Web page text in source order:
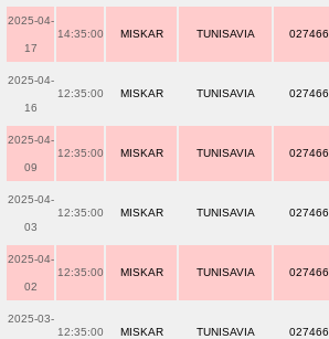
2025-04-
17
14:35:00 MISKAR TUNISAVIA 027466
2025-04-
16
12:35:00 MISKAR TUNISAVIA 027466
2025-04-
09
12:35:00 MISKAR TUNISAVIA 027466
2025-04-
03
12:35:00 MISKAR TUNISAVIA 027466
2025-04-
02
12:35:00 MISKAR TUNISAVIA 027466
2025-03-
12:35:00 MISKAR TUNISAVIA 027466